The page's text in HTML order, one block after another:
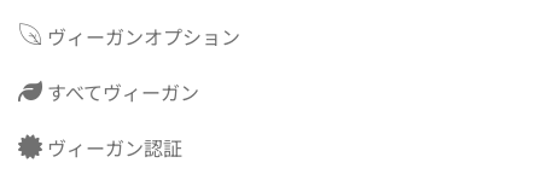
ヴィーガンオプション
すべてヴィーガン
ヴィーガン認証